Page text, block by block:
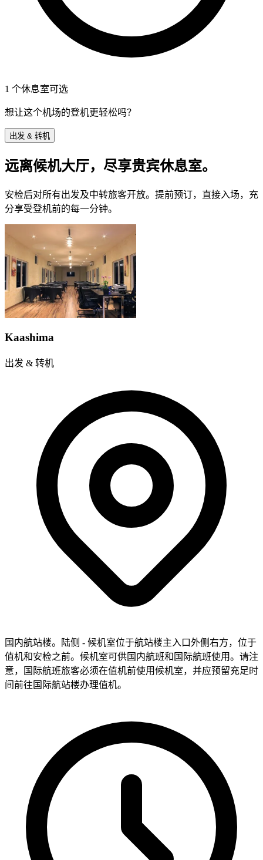
1 个休息室可选
想让这个机场的登机更轻松吗？
出发 & 转机
远离候机大厅，尽享贵宾休息室。
安检后对所有出发及中转旅客开放。提前预订，直接入场，充
分享受登机前的每一分钟。
Kaashima
出发 & 转机
国内航站楼。陆侧 - 候机室位于航站楼主入口外侧右方，位于
值机和安检之前。候机室可供国内航班和国际航班使用。请注
意，国际航班旅客必须在值机前使用候机室，并应预留充足时
间前往国际航站楼办理值机。